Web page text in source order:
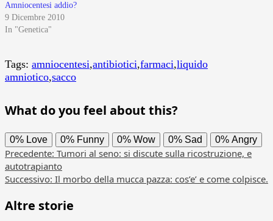
Amniocentesi addio?
9 Dicembre 2010
In "Genetica"
Tags: amniocentesi,antibiotici,farmaci,liquido
amniotico,sacco
What do you feel about this?
0% Love 0% Funny 0% Wow 0% Sad 0% Angry
Navigazione
articolo
Precedente: Tumori al seno: si discute sulla ricostruzione, e
autotrapianto
Successivo: Il morbo della mucca pazza: cos’e’ e come colpisce.
Altre storie